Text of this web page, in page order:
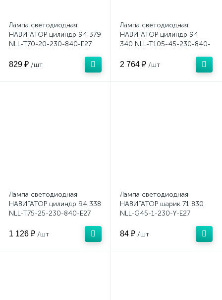
Лампа светодиодная
НАВИГАТОР цилиндр 94 379
NLL-T70-20-230-840-E27
829 ₽ /шт
Лампа светодиодная
НАВИГАТОР цилиндр 94
340 NLL-T105-45-230-840-
2 764 ₽ /шт
Лампа светодиодная
НАВИГАТОР цилиндр 94 338
NLL-T75-25-230-840-E27
1 126 ₽ /шт
Лампа светодиодная
НАВИГАТОР шарик 71 830
NLL-G45-1-230-Y-E27
84 ₽ /шт